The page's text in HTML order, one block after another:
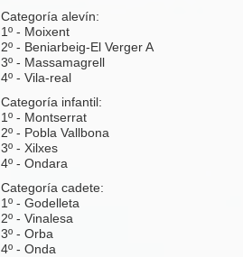
Categoría alevín:
1º - Moixent
2º - Beniarbeig-El Verger A
3º - Massamagrell
4º - Vila-real
Categoría infantil:
1º - Montserrat
2º - Pobla Vallbona
3º - Xilxes
4º - Ondara
Categoría cadete:
1º - Godelleta
2º - Vinalesa
3º - Orba
4º - Onda